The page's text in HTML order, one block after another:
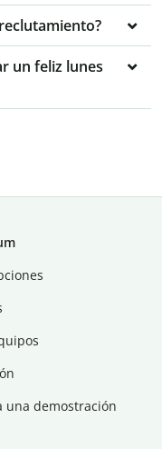
un feliz lunes
una demostración